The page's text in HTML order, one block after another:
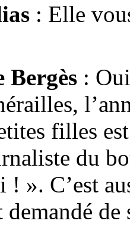
: Elle
Bergès :
filles
du
! ». C’est
demandé